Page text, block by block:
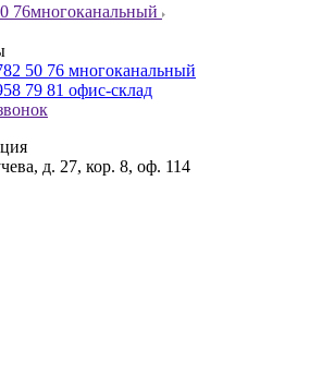
76многоканальный
50 76 многоканальный
79 81 офис-склад
д. 27, кор. 8, оф. 114